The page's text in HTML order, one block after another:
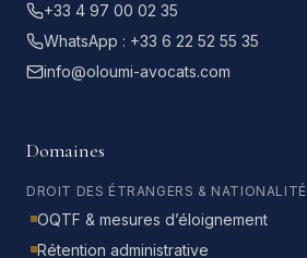
+33 4 97 00 02 35
WhatsApp : +33 6 22 52 55 35
info@oloumi-avocats.com
Domaines
DROIT DES ÉTRANGERS & NATIONALITÉ
OQTF & mesures d’éloignement
Rétention administrative